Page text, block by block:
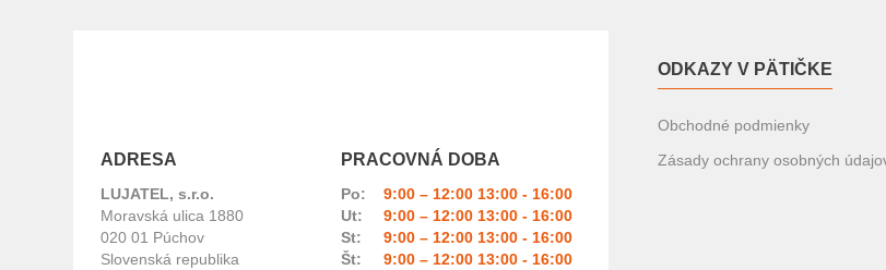
ADRESA
LUJATEL, s.r.o.
Moravská ulica 1880
020 01 Púchov
Slovenská republika
PRACOVNÁ DOBA
Po:
9:00 – 12:00 13:00 - 16:00
Ut:
9:00 – 12:00 13:00 - 16:00
St:
9:00 – 12:00 13:00 - 16:00
Št:
9:00 – 12:00 13:00 - 16:00
ODKAZY V PÄTIČKE
Obchodné podmienky
Zásady ochrany osobných